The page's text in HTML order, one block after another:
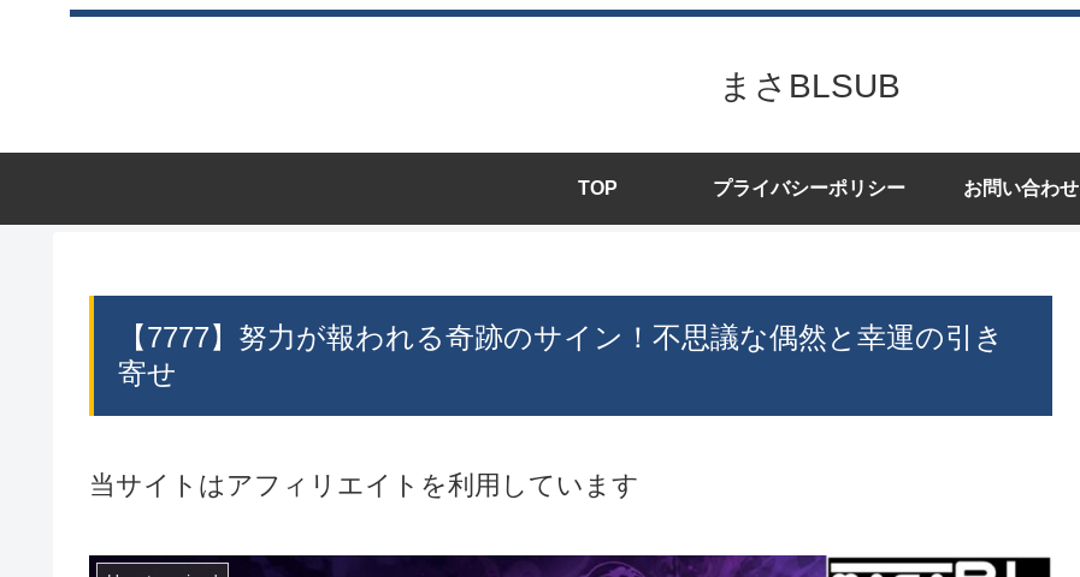
まさBLSUB
TOP プライバシーポリシー お問い合わせ
【7777】努力が報われる奇跡のサイン！不思議な偶然と幸運の引き
寄せ
当サイトはアフィリエイトを利用しています